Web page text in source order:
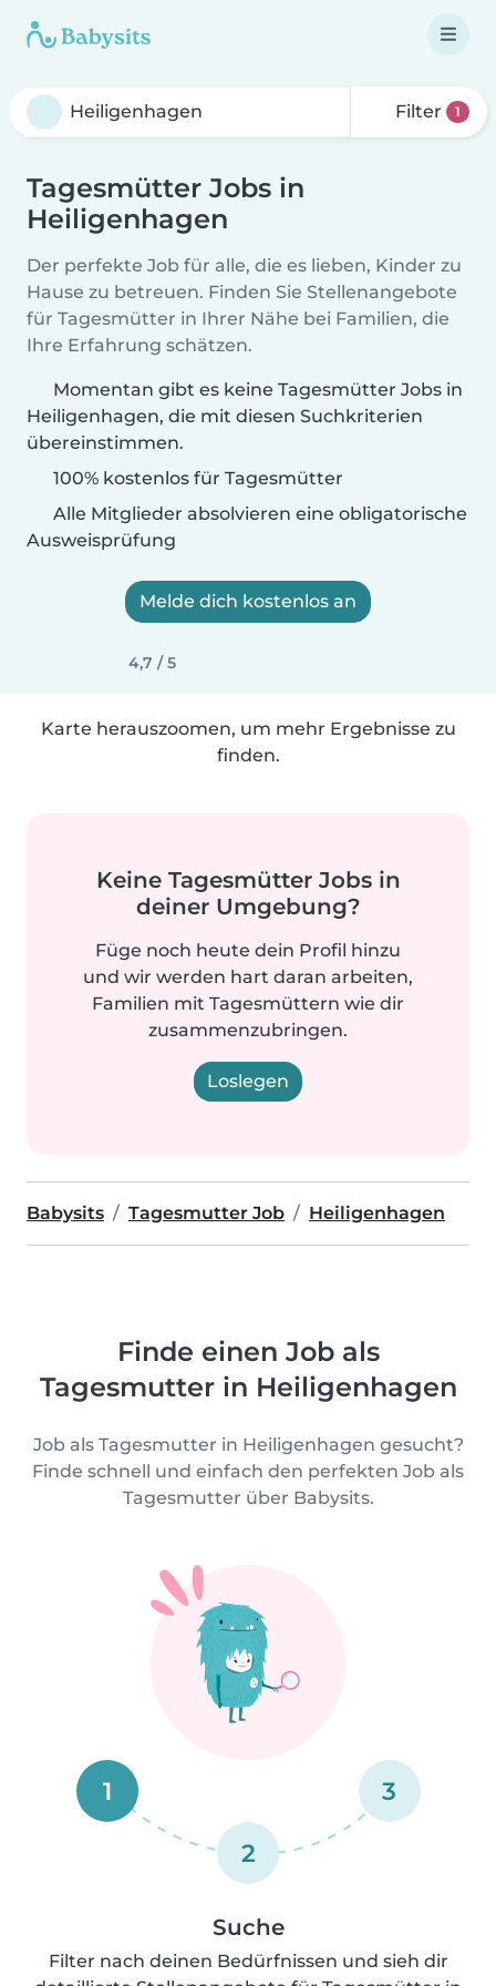
Filter 1
Tagesmütter Jobs in
Heiligenhagen
Der perfekte Job für alle, die es lieben, Kinder zu
Hause zu betreuen. Finden Sie Stellenangebote
für Tagesmütter in Ihrer Nähe bei Familien, die
Ihre Erfahrung schätzen.
Momentan gibt es keine Tagesmütter Jobs in
Heiligenhagen, die mit diesen Suchkriterien
übereinstimmen.
100% kostenlos für Tagesmütter
Alle Mitglieder absolvieren eine obligatorische
Ausweisprüfung
Melde dich kostenlos an
4,7 / 5
Karte herauszoomen, um mehr Ergebnisse zu
finden.
Keine Tagesmütter Jobs in
deiner Umgebung?
Füge noch heute dein Profil hinzu
und wir werden hart daran arbeiten,
Familien mit Tagesmüttern wie dir
zusammenzubringen.
Loslegen
Babysits Tagesmutter Job Heiligenhagen
Finde einen Job als
Tagesmutter in Heiligenhagen
Job als Tagesmutter in Heiligenhagen gesucht?
Finde schnell und einfach den perfekten Job als
Tagesmutter über Babysits.
1
2
3
Suche
Filter nach deinen Bedürfnissen und sieh dir